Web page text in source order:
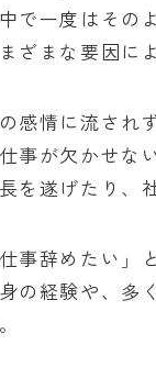
で一度はその
ざまな要因に
感情に流され
事が欠かせな
を遂げたり、
事辞めたい」
の経験や、多